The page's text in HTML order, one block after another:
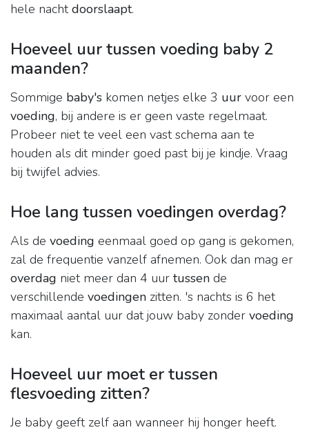
hele nachtdoorslaapt.
Hoeveel uur tussen voeding baby 2
maanden?
Sommige baby's komen netjes elke 3 uur voor een
voeding, bij andere is er geen vaste regelmaat.
Probeer niet te veel een vast schema aan te
houden als dit minder goed past bij je kindje. Vraag
bij twijfel advies.
Hoe lang tussen voedingen overdag?
Als de voeding eenmaal goed op gang is gekomen,
zal de frequentie vanzelf afnemen. Ook dan mag er
overdag niet meer dan 4 uur tussen de
verschillende voedingen zitten. 's nachts is 6 het
maximaal aantal uur dat jouw baby zonder voeding
kan.
Hoeveel uur moet er tussen
flesvoeding zitten?
Je baby geeft zelf aan wanneer hij honger heeft.